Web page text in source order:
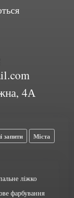
4А
запити
Міста
ліжко
фарбування